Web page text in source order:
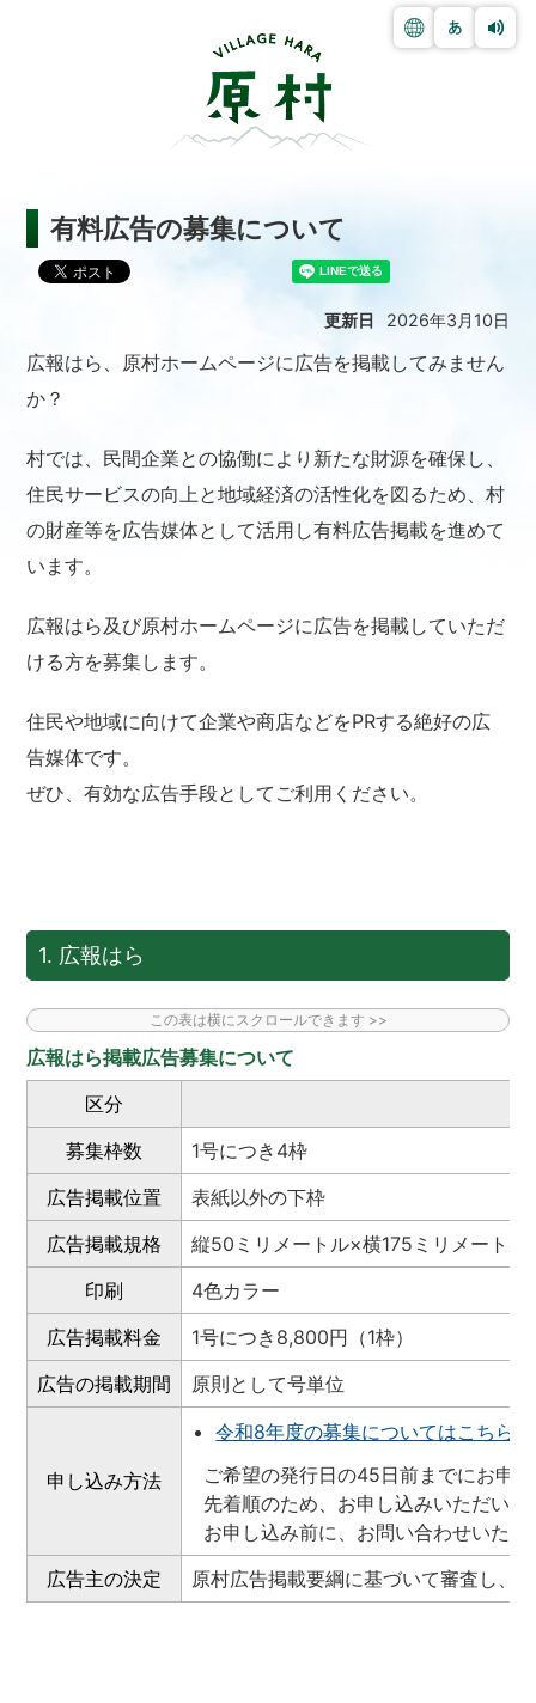
有料広告の募集について
更新日 2026年3月10日
広報はら、原村ホームページに広告を掲載してみません
か？
村では、民間企業との協働により新たな財源を確保し、
住民サービスの向上と地域経済の活性化を図るため、村
の財産等を広告媒体として活用し有料広告掲載を進めて
います。
広報はら及び原村ホームページに広告を掲載していただ
ける方を募集します。
住民や地域に向けて企業や商店などをPRする絶好の広
告媒体です。
ぜひ、有効な広告手段としてご利用ください。
1. 広報はら
広報はら掲載広告募集について
区分
募集枠数
1号につき4枠
広告掲載位置
表紙以外の下枠
広告掲載規格
縦50ミリメートル×横175ミリメートル
印刷
4色カラー
広告掲載料金
1号につき8,800円（1枠）
広告の掲載期間
原則として号単位
申し込み方法
令和8年度の募集についてはこちら
ご希望の発行日の45日前までにお申
先着順のため、お申し込みいただい
お申し込み前に、お問い合わせいた
広告主の決定
原村広告掲載要綱に基づいて審査し、